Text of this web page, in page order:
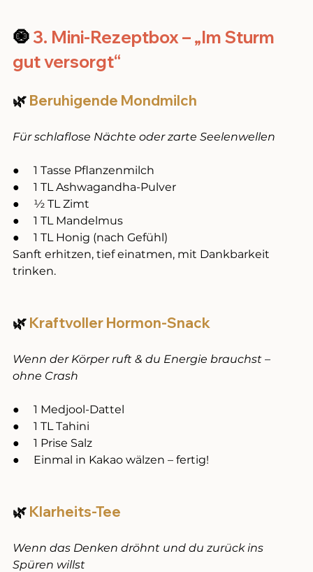
🧿 3. Mini-Rezeptbox – „Im Sturm
gut versorgt“
🌿 Beruhigende Mondmilch
Für schlaflose Nächte oder zarte Seelenwellen
●     1 Tasse Pflanzenmilch
●     1 TL Ashwagandha-Pulver
●     ½ TL Zimt
●     1 TL Mandelmus
●     1 TL Honig (nach Gefühl)
Sanft erhitzen, tief einatmen, mit Dankbarkeit
trinken.
🌿 Kraftvoller Hormon-Snack
Wenn der Körper ruft & du Energie brauchst –
ohne Crash
●     1 Medjool-Dattel
●     1 TL Tahini
●     1 Prise Salz
●     Einmal in Kakao wälzen – fertig!
🌿 Klarheits-Tee
Wenn das Denken dröhnt und du zurück ins
Spüren willst